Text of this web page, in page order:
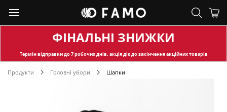
ФІНАЛЬНІ ЗНИЖКИ
Термін відправкидо 7 робочих днів, акція діє до закінчення акційних товарів
Продукти Головні убори Шапки